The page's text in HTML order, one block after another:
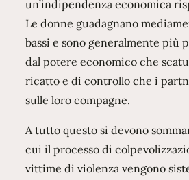
un’indipendenza economica
Le donne guadagnano
bassi e sono generalmente più
dal potere economico che
ricatto e di controllo che i
sulle loro compagne.
A tutto questo si devono
cui il processo di
vittime di violenza vengono